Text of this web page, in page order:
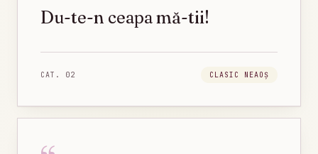
Du-te-n ceapa mă-tii!
CAT. 02 CLASIC NEAOȘ